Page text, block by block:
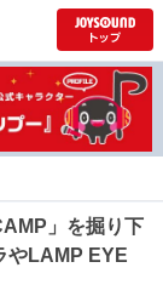
」を掘り下
やLAMP EYE